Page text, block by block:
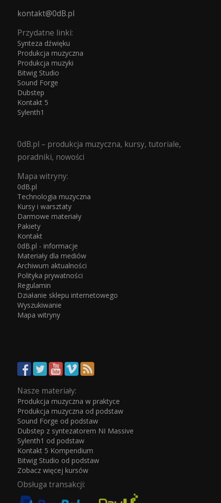
kontakt@0dB.pl
Przydatne linki:
Synteza dźwięku
Produkcja muzyczna
Produkcja muzyki
Bitwig Studio
Sound Forge
Dubstep
Kontakt 5
Sylenth1
0dB.pl – produkcja muzyczna, kursy, tutoriale,
poradniki, nowości
Mapa witryny:
0dB.pl
Technologia muzyczna
Kursy i warsztaty
Darmowe materiały
Pakiety
Kontakt
0dB.pl - informacje
Materiały dla mediów
Archiwum aktualności
Polityka prywatności
Regulamin
Działanie sklepu internetowego
Wyszukiwanie
Mapa witryny
Nasze materiały:
Produkcja muzyczna w praktyce
Produkcja muzyczna od podstaw
Sound Forge od podstaw
Dubstep z syntezatorem NI Massive
Sylenth1 od podstaw
Kontakt 5 Kompendium
Bitwig Studio od podstaw
Zobacz więcej kursów
Obsługa transakcji: